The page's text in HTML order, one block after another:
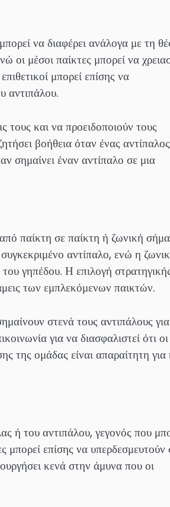
να διαφέρει ανάλογα με τη
οι μέσοι παίκτες μπορεί να
μπορεί επίσης να
αντιπάλου.
τους και να προειδοποιούν τους
βοήθεια όταν ένας αντίπαλος
σημαίνει έναν αντίπαλο σε μια
παίκτη σε παίκτη ή ζωνική
αντίπαλο, ενώ η
γηπέδου. Η επιλογή
των εμπλεκόμενων παικτών.
στενά τους αντιπάλους
για να διασφαλιστεί ότι οι
της ομάδας είναι απαραίτητη για
ή του αντιπάλου, γεγονός που
μπορεί επίσης να υπερδεσμευτούν
κενά στην άμυνα που οι